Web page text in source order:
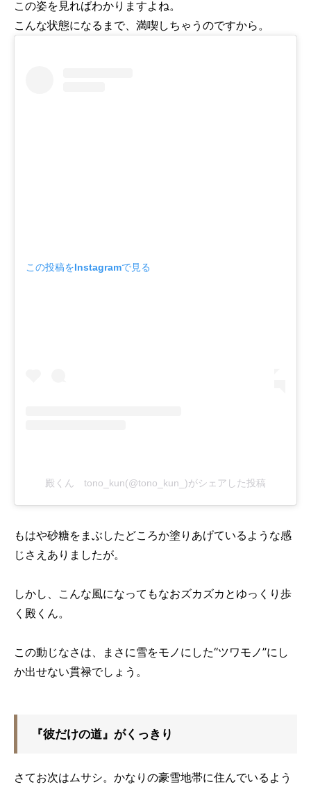
この姿を見ればわかりますよね。
こんな状態になるまで、満喫しちゃうのですから。
この投稿をInstagramで見る
殿くん tono_kun(@tono_kun_)がシェアした投稿
もはや砂糖をまぶしたどころか塗りあげているような感
じさえありましたが。
しかし、こんな風になってもなおズカズカとゆっくり歩
く殿くん。
この動じなさは、まさに雪をモノにした“ツワモノ”にし
か出せない貫禄でしょう。
『彼だけの道』がくっきり
さてお次はムサシ。かなりの豪雪地帯に住んでいるよう